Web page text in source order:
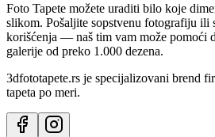
Foto Tapete možete uraditi bilo koje
slikom. Pošaljite sopstvenu fotografiju ili
korišćenja — naš tim vam može pomoći
galerije od preko 1.000 dezena.
3dfototapete.rs je specijalizovani brend
tapeta po meri.